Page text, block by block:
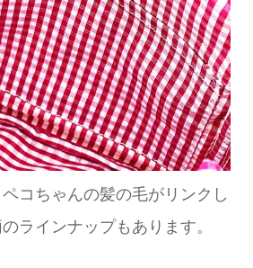
コちゃんの髪の毛がリンクし
ラインナップもあります。